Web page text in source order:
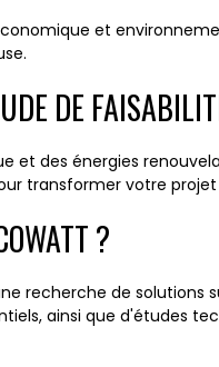
et
DE
et des énergies
transformer votre
?
recherche de solutions
ainsi que d'études